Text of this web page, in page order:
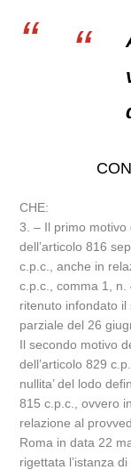
CHE:
3. – Il primo motivo
dell’articolo 816
c.p.c., anche in
c.p.c., comma 1, n.
ritenuto infondato
parziale del 26
Il secondo motivo
dell’articolo 829
nullita’ del lodo
815 c.p.c., ovvero
relazione al
Roma in data 22
rigettata l’istanza